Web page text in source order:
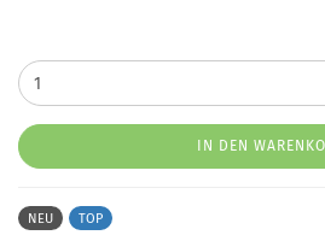
IN DEN
NEU TOP